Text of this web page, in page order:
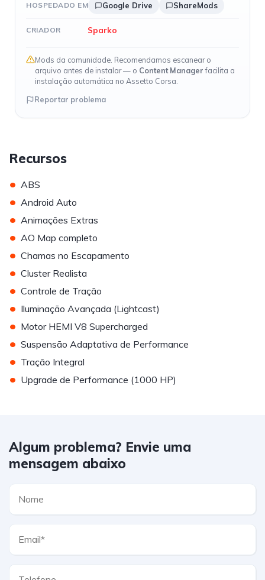
HOSPEDADO EM Google Drive ShareMods
CRIADOR Sparko
Mods da comunidade. Recomendamos escanear o
arquivo antes de instalar — o Content Managerfacilita a
instalação automática no Assetto Corsa.
Reportar problema
Recursos
• ABS
• Android Auto
• Animações Extras
• AO Map completo
• Chamas no Escapamento
• Cluster Realista
• Controle de Tração
• Iluminação Avançada (Lightcast)
• Motor HEMI V8 Supercharged
• Suspensão Adaptativa de Performance
• Tração Integral
• Upgrade de Performance (1000 HP)
Algum problema? Envie uma
mensagem abaixo